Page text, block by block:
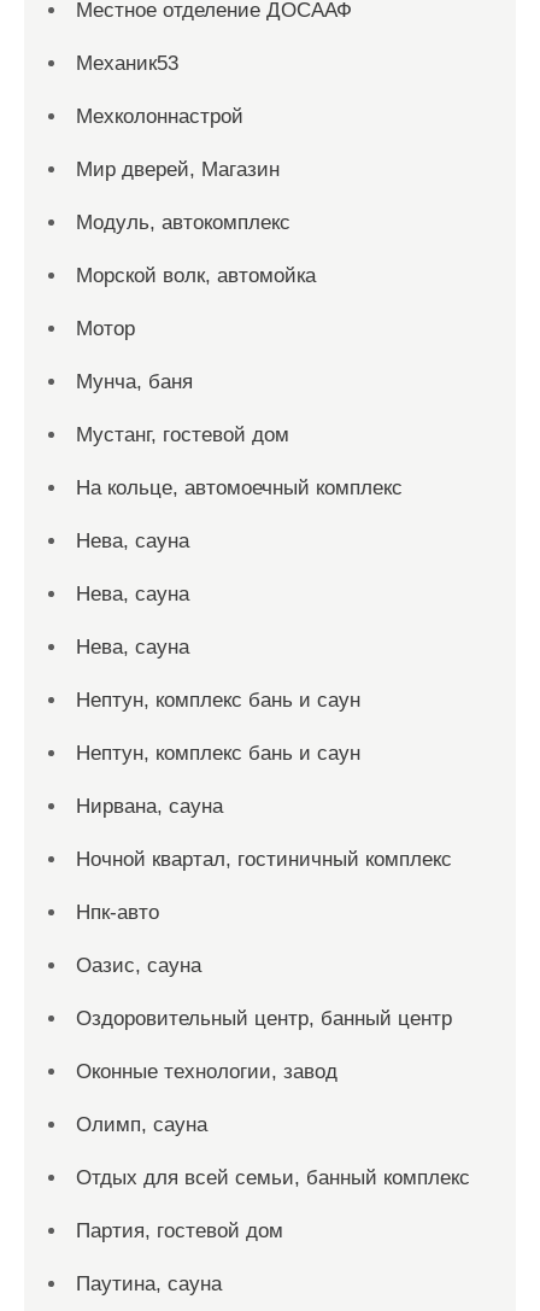
Местное отделение ДОСААФ
Механик53
Мехколоннастрой
Мир дверей, Магазин
Модуль, автокомплекс
Морской волк, автомойка
Мотор
Мунча, баня
Мустанг, гостевой дом
На кольце, автомоечный комплекс
Нева, сауна
Нева, сауна
Нева, сауна
Нептун, комплекс бань и саун
Нептун, комплекс бань и саун
Нирвана, сауна
Ночной квартал, гостиничный комплекс
Нпк-авто
Оазис, сауна
Оздоровительный центр, банный центр
Оконные технологии, завод
Олимп, сауна
Отдых для всей семьи, банный комплекс
Партия, гостевой дом
Паутина, сауна